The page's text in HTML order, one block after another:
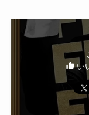
い